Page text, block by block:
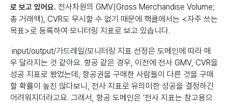
로 보고 있어요. 전사차원의 GMV(Gross Merchandise Volume;
총 거래액), CVR도 무시할 수 없기 때문에 핵클에서는 <자주 쓰는
목표>로 등록하여 모니터링 지표로 보고 있습니다.
input/output/가드레일/모니터링 지표 선정은 도메인에 따라 매
우 달라지는 것 같아요. 항공 같은 경우, 이전에 전사 GMV, CVR을
성공 지표로 봤었는데, 항공권을 구매한 사람들이 다른 것을 구매
할 확률이 높진 않다보니, 전사 지표로 유의미한 성공을 결정하긴
어려워지더라고요. 그래서, 항공 도메인은 ‘전사 지표는 참고용으